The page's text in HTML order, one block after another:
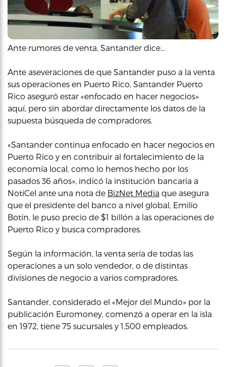
Ante rumores de venta, Santander dice…
Ante aseveraciones de que Santander puso a la venta
sus operaciones en Puerto Rico, Santander Puerto
Rico aseguró estar «enfocado en hacer negocios»
aquí, pero sin abordar directamente los datos de la
supuesta búsqueda de compradores.
«Santander continua enfocado en hacer negocios en
Puerto Rico y en contribuir al fortalecimiento de la
economía local, como lo hemos hecho por los
pasados 36 años», indicó la institución bancaria a
NotiCel ante una nota de BizNet Media que asegura
que el presidente del banco a nivel global, Emilio
Botín, le puso precio de $1 billón a las operaciones de
Puerto Rico y busca compradores.
Según la información, la venta sería de todas las
operaciones a un solo vendedor, o de distintas
divisiones de negocio a varios compradores.
Santander, considerado el «Mejor del Mundo» por la
publicación Euromoney, comenzó a operar en la isla
en 1972, tiene 75 sucursales y 1,500 empleados.